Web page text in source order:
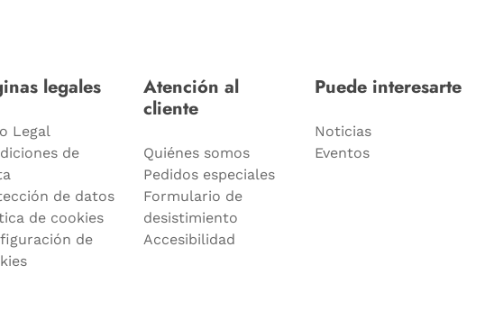
legales
Legal
de
de datos
de cookies
de
Atención al
cliente
Quiénes somos
Pedidos especiales
Formulario de
desistimiento
Accesibilidad
Puede interesarte
Noticias
Eventos